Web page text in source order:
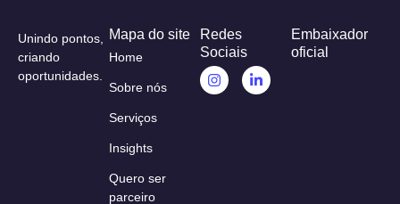
Unindo pontos,
criando
oportunidades.
Mapa do site
Home
Sobre nós
Serviços
Insights
Quero ser
parceiro
Redes
Sociais
Embaixador
oficial